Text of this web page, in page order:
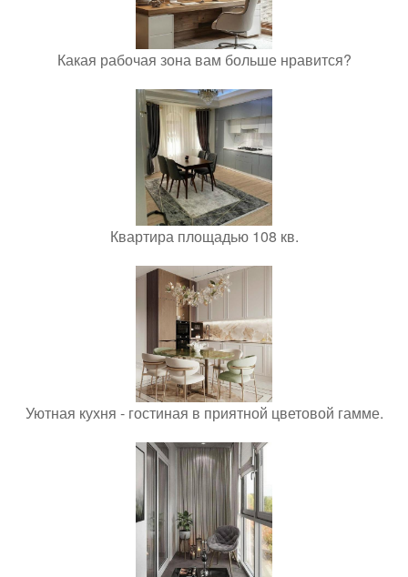
Какая рабочая зона вам больше нравится?
Квартира площадью 108 кв.
Уютная кухня - гостиная в приятной цветовой гамме.